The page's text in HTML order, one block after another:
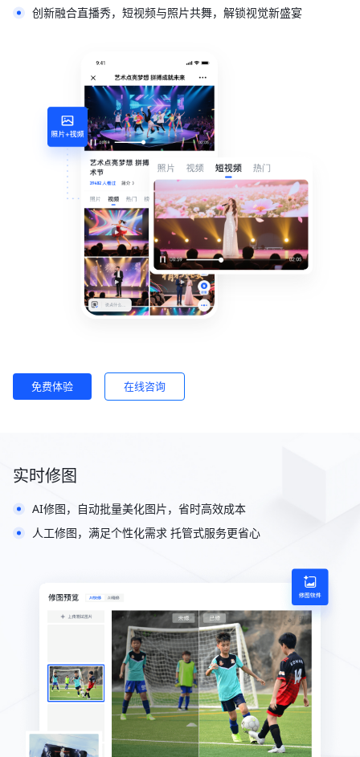
创新融合直播秀，短视频与照片共舞，解锁视觉新盛宴
免费体验 在线咨询
实时修图
AI修图，自动批量美化图片，省时高效成本
人工修图，满足个性化需求 托管式服务更省心